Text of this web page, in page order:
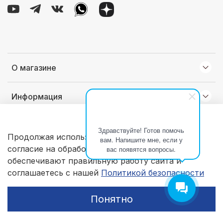
Здравствуйте! Готов помочь
вам. Напишите мне, если у
вас появятся вопросы.
О магазине
Информация
© 2026 Любое использование контента без письменного
разрешения запрещено
Продолжая использовать наш сайт, вы даете
согласие на обработку файлов cookie, которые
обеспечивают правильную работу сайта и
соглашаетесь с нашей Политикой безопасности
Понятно